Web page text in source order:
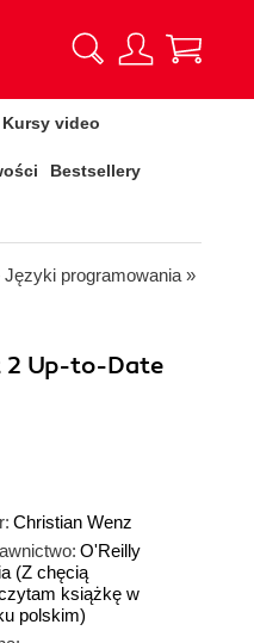
Kursy video
Bestsellery
Języki programowania »
2 Up-to-Date
Christian Wenz
O'Reilly
(Z chęcią
książkę w
polskim)